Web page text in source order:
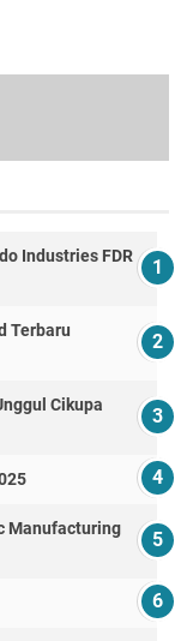
Industries FDR
Terbaru
Cikupa
Manufacturing